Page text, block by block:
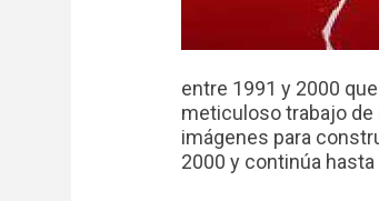
entre 1991 y 2000
meticuloso trabajo
imágenes para
2000 y continúa hasta